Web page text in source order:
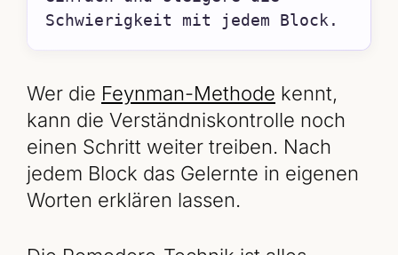
Schwierigkeit mit jedem Block.
Wer die Feynman-Methode kennt,
kann die Verständniskontrolle noch
einen Schritt weiter treiben. Nach
jedem Block das Gelernte in eigenen
Worten erklären lassen.